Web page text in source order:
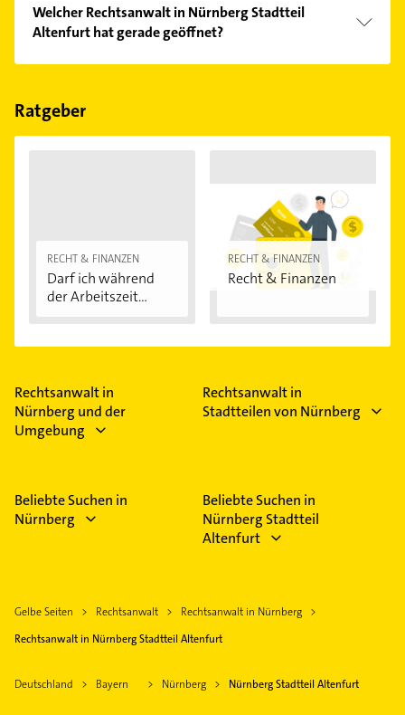
Welcher Rechtsanwalt in Nürnberg Stadtteil
Altenfurt hat gerade geöffnet?
Im Anbieter-Bereich finden Sie alleÖffnungszeiten.
Feiertagen abweichen können.
Ratgeber
RECHT & FINANZEN
Darf ich während
der Arbeitszeit...
RECHT & FINANZEN
Recht & Finanzen
Rechtsanwalt in
Nürnberg und der
Umgebung
Rechtsanwalt in
Stadtteilen von Nürnberg
Beliebte Suchen in
Nürnberg
Beliebte Suchen in
Nürnberg Stadtteil
Altenfurt
Gelbe Seiten Rechtsanwalt
Rechtsanwalt in Nürnberg
Rechtsanwalt in Nürnberg Stadtteil Altenfurt
Deutschland Bayern Nürnberg Nürnberg Stadtteil Altenfurt